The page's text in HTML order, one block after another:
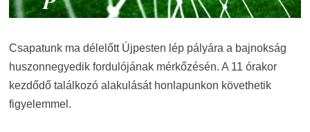
Csapatunk ma délelőtt Újpesten lép pályára a bajnokság
huszonnegyedik fordulójának mérkőzésén. A 11 órakor
kezdődő találkozó alakulását honlapunkon követhetik
figyelemmel.